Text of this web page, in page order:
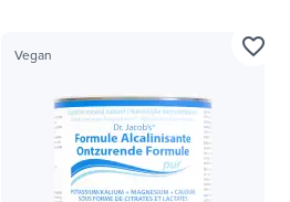
Vegan favorite_border